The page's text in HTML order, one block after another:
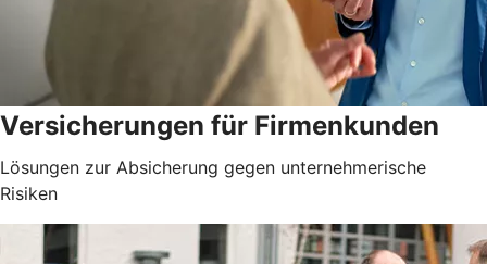
Versicherungen für Firmenkunden
Lösungen zur Absicherung gegen unternehmerische
Risiken